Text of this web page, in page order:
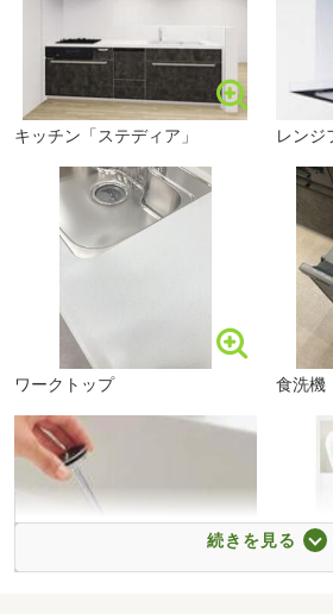
東武ストア業平店まで508m
キッチン「ステディア」 レンジ
ワークトップ 食洗機
続きを見る